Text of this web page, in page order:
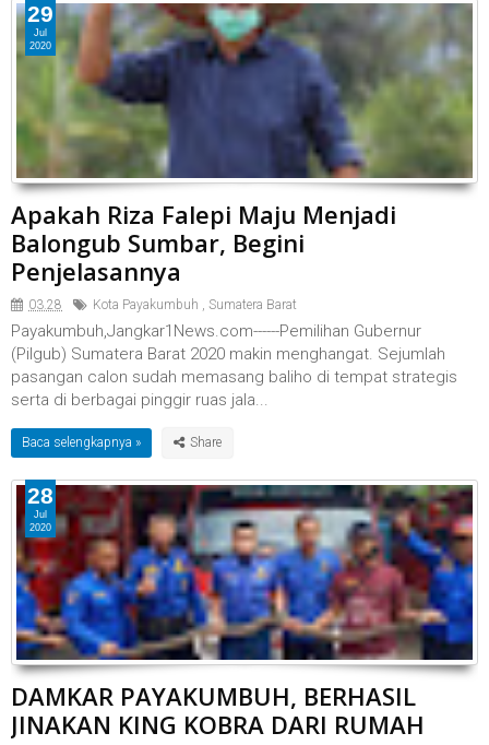
Apakah Riza Falepi Maju Menjadi
Balongub Sumbar, Begini
Penjelasannya
03.28 Kota Payakumbuh , Sumatera Barat
Payakumbuh,Jangkar1News.com------Pemilihan Gubernur
(Pilgub) Sumatera Barat 2020 makin menghangat. Sejumlah
pasangan calon sudah memasang baliho di tempat strategis
serta di berbagai pinggir ruas jala...
Baca selengkapnya »
29
Jul
2020
DAMKAR PAYAKUMBUH, BERHASIL
JINAKAN KING KOBRA DARI RUMAH
28
Jul
2020